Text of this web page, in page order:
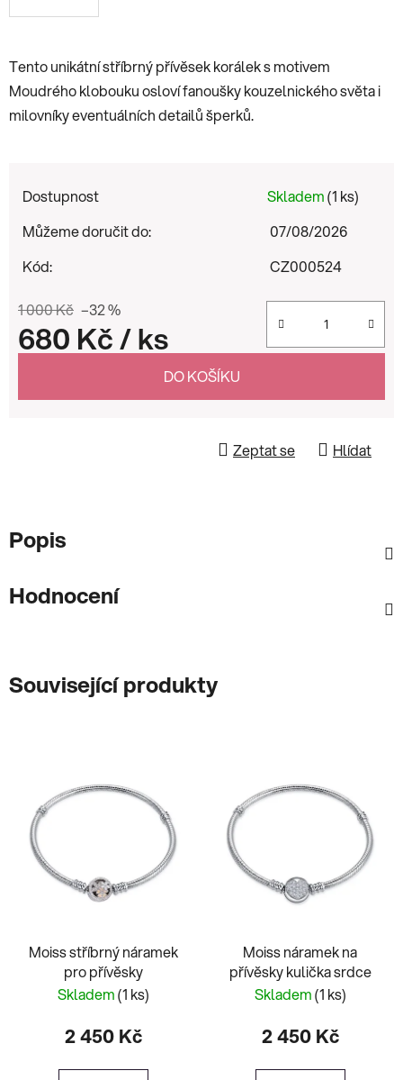
Tento unikátní stříbrný přívěsek korálek s motivem
Moudrého klobouku osloví fanoušky kouzelnického světa i
milovníky eventuálních detailů šperků.
Dostupnost Skladem(1 ks)
Můžeme doručit do:
07/08/2026
Kód:
CZ000524
1 000 Kč –32 %
680 Kč/ ks
DO KOŠÍKU
Zeptat se Hlídat
Popis
Hodnocení
Související produkty
Moiss stříbrný náramek
pro přívěsky
Skladem(1 ks)
2 450 Kč
Moiss náramek na
přívěsky kulička srdce
Skladem(1 ks)
2 450 Kč